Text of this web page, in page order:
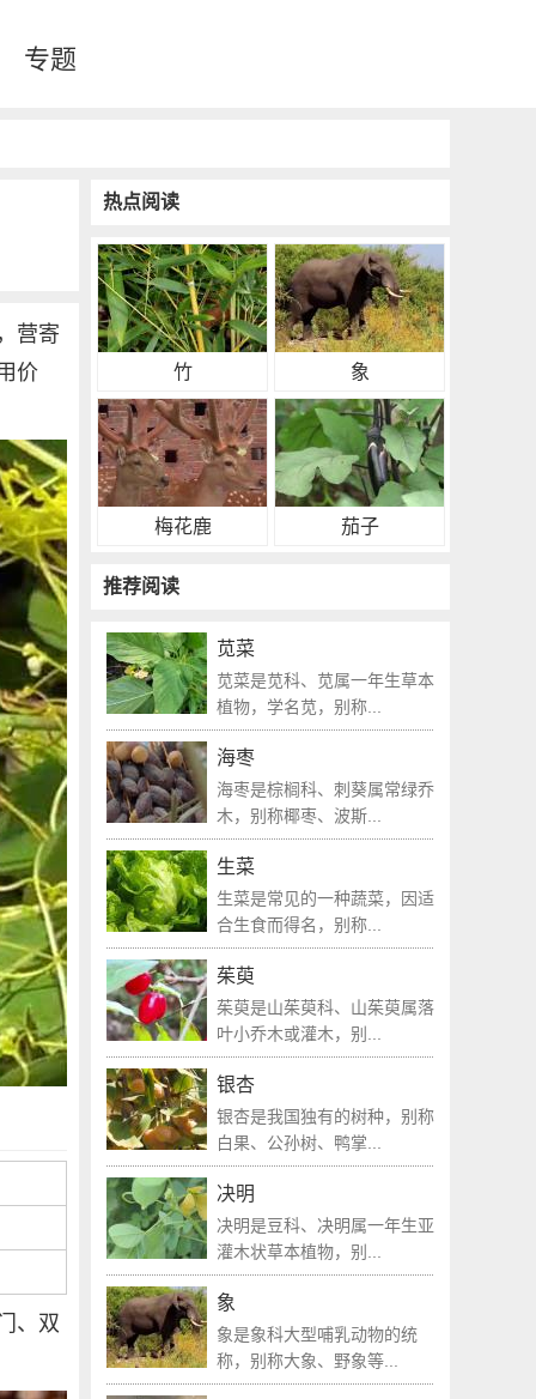
专题
营寄
价
、双
热点阅读
竹 象
梅花鹿 茄子
推荐阅读
苋菜
苋菜是苋科、苋属一年生草本
植物，学名苋，别称...
海枣
海枣是棕榈科、刺葵属常绿乔
木，别称椰枣、波斯...
生菜
生菜是常见的一种蔬菜，因适
合生食而得名，别称...
茱萸
茱萸是山茱萸科、山茱萸属落
叶小乔木或灌木，别...
银杏
银杏是我国独有的树种，别称
白果、公孙树、鸭掌...
决明
决明是豆科、决明属一年生亚
灌木状草本植物，别...
象
象是象科大型哺乳动物的统
称，别称大象、野象等...